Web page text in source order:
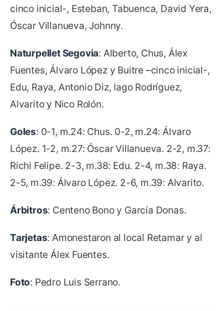
cinco inicial-, Esteban, Tabuenca, David Yera,
Óscar Villanueva, Johnny.
Naturpellet Segovia: Alberto, Chus, Álex
Fuentes, Álvaro López y Buitre –cinco inicial-,
Edu, Raya, Antonio Diz, Iago Rodríguez,
Alvarito y Nico Rolón.
Goles: 0-1, m.24: Chus. 0-2, m.24: Álvaro
López. 1-2, m.27: Óscar Villanueva. 2-2, m.37:
Richi Felipe. 2-3, m.38: Edu. 2-4, m.38: Raya.
2-5, m.39: Álvaro López. 2-6, m.39: Alvarito.
Árbitros: Centeno Bono y García Donas.
Tarjetas: Amonestaron al local Retamar y al
visitante Álex Fuentes.
Foto: Pedro Luis Serrano.